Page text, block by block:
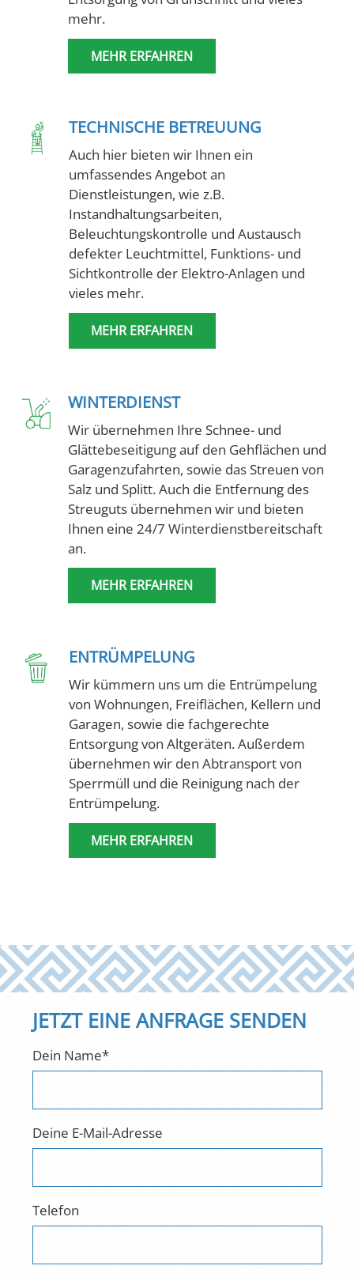
mehr.
MEHR ERFAHREN
TECHNISCHE BETREUUNG
Auch hier bieten wir Ihnen ein
umfassendes Angebot an
Dienstleistungen, wie z.B.
Instandhaltungsarbeiten,
Beleuchtungskontrolle und Austausch
defekter Leuchtmittel, Funktions- und
Sichtkontrolle der Elektro-Anlagen und
vieles mehr.
MEHR ERFAHREN
WINTERDIENST
Wir übernehmen Ihre Schnee- und
Glättebeseitigung auf den Gehflächen und
Garagenzufahrten, sowie das Streuen von
Salz und Splitt. Auch die Entfernung des
Streuguts übernehmen wir und bieten
Ihnen eine 24/7 Winterdienstbereitschaft
an.
MEHR ERFAHREN
ENTRÜMPELUNG
Wir kümmern uns um die Entrümpelung
von Wohnungen, Freiflächen, Kellern und
Garagen, sowie die fachgerechte
Entsorgung von Altgeräten. Außerdem
übernehmen wir den Abtransport von
Sperrmüll und die Reinigung nach der
Entrümpelung.
MEHR ERFAHREN
JETZT EINE ANFRAGE SENDEN
Dein Name*
Deine E-Mail-Adresse
Telefon